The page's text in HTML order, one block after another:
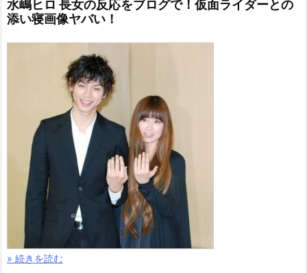
水嶋ヒロ 長女の反応をブログで！仮面ライダーとの
添い寝画像ヤバい！
» 続きを読む